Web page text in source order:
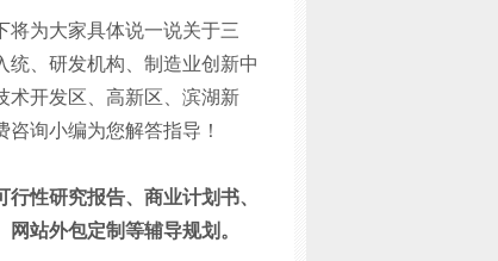
将为大家具体说一说关于三
、研发机构、制造业创新中
术开发区、高新区、滨湖新
询小编为您解答指导！
性研究报告、商业计划书、
站外包定制等辅导规划。